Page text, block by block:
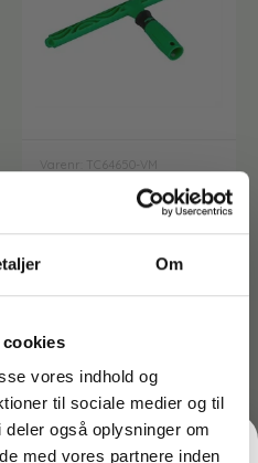
Om
cookies
vores indhold og
til sociale medier og til
også oplysninger om
med vores partnere inden
Varenr: TC64650-VM
Stripstang – ErgoTec
59,20 kr. ekskl.